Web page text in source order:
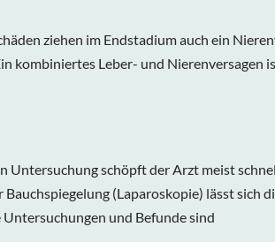
ziehen im Endstadium auch ein
kombiniertes Leber- und Nierenversagen
schöpft der Arzt meist
(Laparoskopie) lässt sich
und Befunde sind